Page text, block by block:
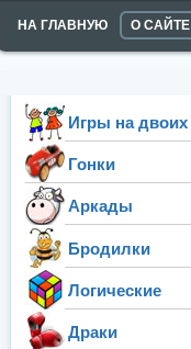
НА ГЛАВНУЮ О САЙТЕ
Игры на двоих
Гонки
Аркады
Бродилки
Логические
Драки